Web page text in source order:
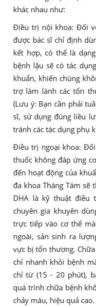
khác nhau như:
Điều trị nội khoa: Đối
được bác sĩ chỉ định
kết hợp, có thể là
bệnh lậu sẽ có tác
khuẩn, khiến chúng
trợ làm lành các tổn
(Lưu ý: Bạn cần phải
sĩ, sử dụng đúng liều
tránh các tác dụng phụ
Điều trị ngoại khoa:
thuốc không đáp ứng
đến hoạt động của
đa khoa Tháng Tám sẽ
DHA là kỹ thuật điều
chuyên gia khuyên
trực tiếp vào cơ thể
ngoài, sản sinh ra
vực bị tổn thương.
chỉ nhanh khỏi bệnh
chỉ từ (15 - 20 phút),
quá trình chữa bệnh
chảy máu, hiệu quả cao.